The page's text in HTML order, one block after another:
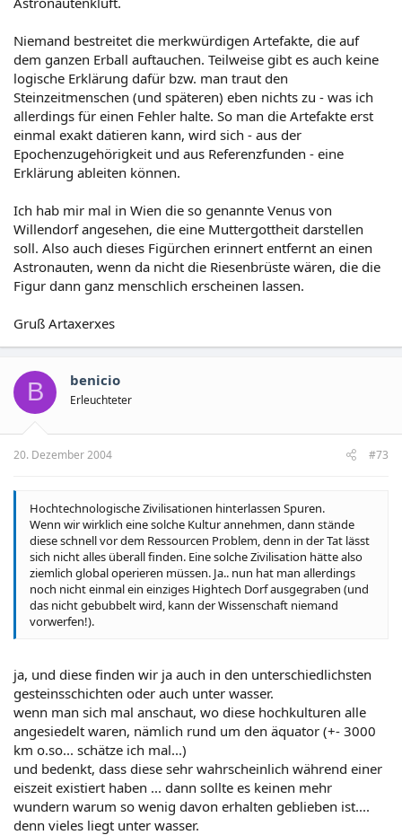
Niemand bestreitet die merkwürdigen Artefakte, die auf
dem ganzen Erball auftauchen. Teilweise gibt es auch keine
logische Erklärung dafür bzw. man traut den
Steinzeitmenschen (und späteren) eben nichts zu - was ich
allerdings für einen Fehler halte. So man die Artefakte erst
einmal exakt datieren kann, wird sich - aus der
Epochenzugehörigkeit und aus Referenzfunden - eine
Erklärung ableiten können.
Ich hab mir mal in Wien die so genannte Venus von
Willendorf angesehen, die eine Muttergottheit darstellen
soll. Also auch dieses Figürchen erinnert entfernt an einen
Astronauten, wenn da nicht die Riesenbrüste wären, die die
Figur dann ganz menschlich erscheinen lassen.
Gruß Artaxerxes
B benicio
Erleuchteter
20. Dezember 2004 #73
Hochtechnologische Zivilisationen hinterlassen Spuren.
Wenn wir wirklich eine solche Kultur annehmen, dann stände
diese schnell vor dem Ressourcen Problem, denn in der Tat lässt
sich nicht alles überall finden. Eine solche Zivilisation hätte also
ziemlich global operieren müssen. Ja.. nun hat man allerdings
noch nicht einmal ein einziges Hightech Dorf ausgegraben (und
das nicht gebubbelt wird, kann der Wissenschaft niemand
vorwerfen!).
ja, und diese finden wir ja auch in den unterschiedlichsten
gesteinsschichten oder auch unter wasser.
wenn man sich mal anschaut, wo diese hochkulturen alle
angesiedelt waren, nämlich rund um den äquator (+- 3000
km o.so... schätze ich mal...)
und bedenkt, dass diese sehr wahrscheinlich während einer
eiszeit existiert haben ... dann sollte es keinen mehr
wundern warum so wenig davon erhalten geblieben ist....
denn vieles liegt unter wasser.